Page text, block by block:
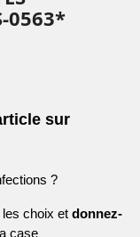
0563*
sur
?
choix et donnez-
case